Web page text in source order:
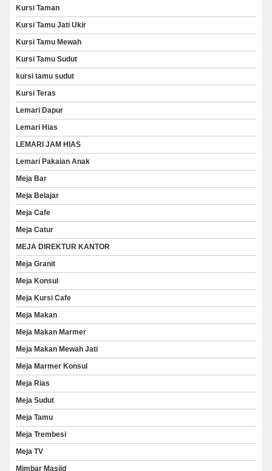
Kursi Taman
Kursi Tamu Jati Ukir
Kursi Tamu Mewah
Kursi Tamu Sudut
kursi tamu sudut
Kursi Teras
Lemari Dapur
Lemari Hias
LEMARI JAM HIAS
Lemari Pakaian Anak
Meja Bar
Meja Belajar
Meja Cafe
Meja Catur
MEJA DIREKTUR KANTOR
Meja Granit
Meja Konsul
Meja Kursi Cafe
Meja Makan
Meja Makan Marmer
Meja Makan Mewah Jati
Meja Marmer Konsul
Meja Rias
Meja Sudut
Meja Tamu
Meja Trembesi
Meja TV
Mimbar Masjid